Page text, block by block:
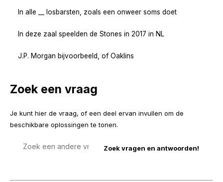
In alle __ losbarsten, zoals een onweer soms doet
In deze zaal speelden de Stones in 2017 in NL
J.P. Morgan bijvoorbeeld, of Oaklins
Zoek een vraag
Je kunt hier de vraag, of een deel ervan invullen om de
beschikbare oplossingen te tonen.